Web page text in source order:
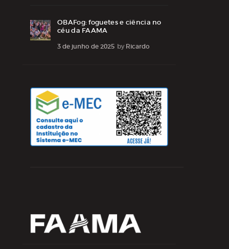
OBAFog: foguetes e ciência no
céu da FAAMA
3 de junho de 2025 by Ricardo